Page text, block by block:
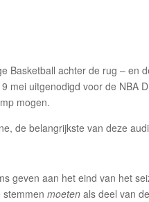
Basketball achter de rug – en
mei uitgenodigd voor de NBA
mogen.
de belangrijkste van deze
geven aan het eind van het
stemmenmoeten als deel van